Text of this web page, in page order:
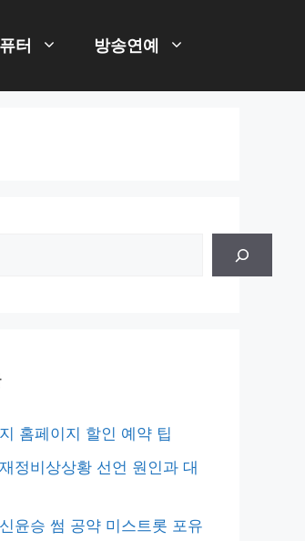
터 방송연예
홈페이지 할인 예약 팁
정비상상황 선언 원인과 대
윤승 썸 공약 미스트롯 포유